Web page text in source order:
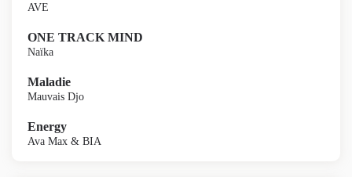
AVE
ONE TRACK MIND
Naïka
Maladie
Mauvais Djo
Energy
Ava Max & BIA